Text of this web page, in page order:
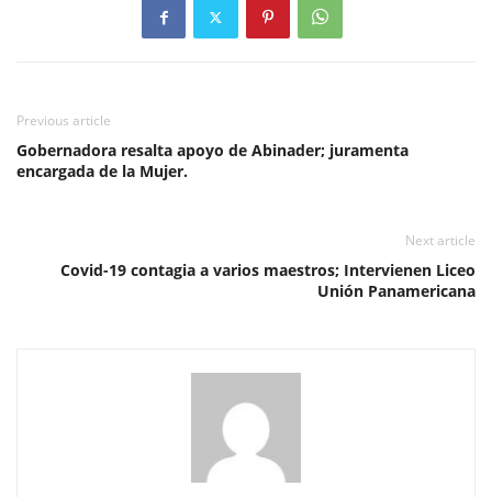
Previous article
Gobernadora resalta apoyo de Abinader; juramenta
encargada de la Mujer.
Next article
Covid-19 contagia a varios maestros; Intervienen Liceo
Unión Panamericana